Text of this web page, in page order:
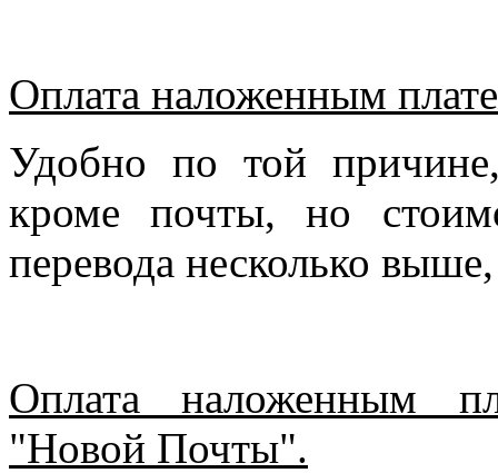
Оплата наложенным
Удобно по той
кроме почты, но
перевода несколько
Оплата наложенным
"Новой Почты".